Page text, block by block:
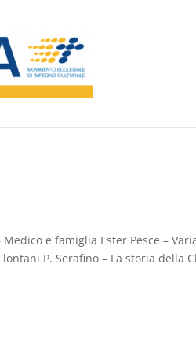
e famiglia Ester Pesce –
P. Serafino – La storia della